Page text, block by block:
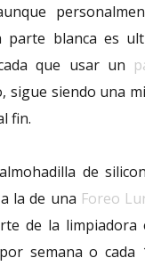
parte blanca es
que usar un
sigue siendo una
fin.
de
la de una Foreo
de la limpiadora
semana o cada